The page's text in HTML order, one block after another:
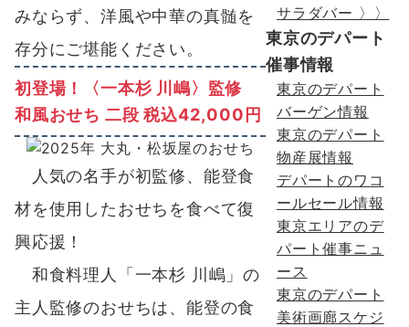
みならず、洋風や中華の真髄を
存分にご堪能ください。
初登場！〈一本杉 川嶋〉監修
和風おせち 二段 税込42,000円
人気の名手が初監修、能登食
材を使用したおせちを食べて復
興応援！
和食料理人「一本杉 川嶋」の
主人監修のおせちは、能登の食
サラダバー 〉〉
東京のデパート
催事情報
東京のデパート
バーゲン情報
東京のデパート
物産展情報
デパートのワコ
ールセール情報
東京エリアのデ
パート催事ニュ
ース
東京のデパート
美術画廊スケジ